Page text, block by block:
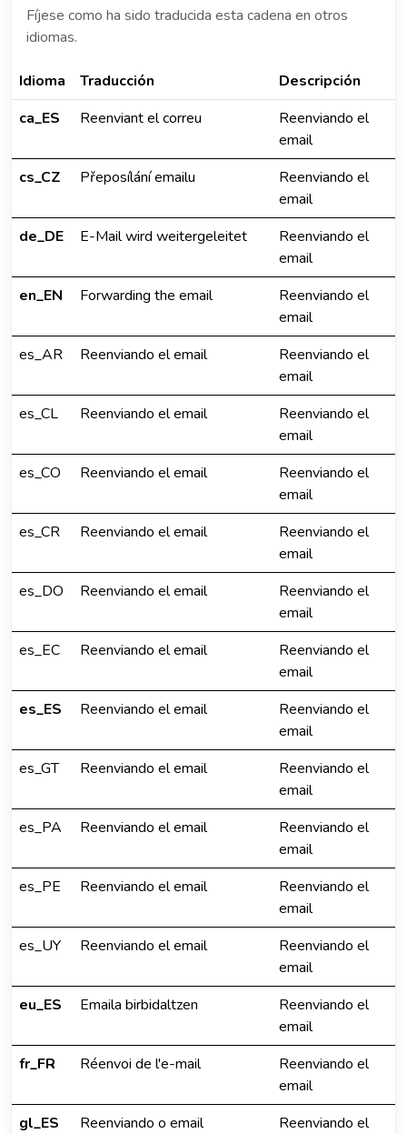
Fíjese como ha sido traducida esta cadena en otros
idiomas.
Idioma Traducción
Descripción
ca_ES
Reenviant el correu
Reenviando el
email
cs_CZ
Přeposílání emailu
Reenviando el
email
de_DE
E-Mail wird weitergeleitet
Reenviando el
email
en_EN
Forwarding the email
Reenviando el
email
es_AR
Reenviando el email
Reenviando el
email
es_CL
Reenviando el email
Reenviando el
email
es_CO
Reenviando el email
Reenviando el
email
es_CR
Reenviando el email
Reenviando el
email
es_DO
Reenviando el email
Reenviando el
email
es_EC
Reenviando el email
Reenviando el
email
es_ES
Reenviando el email
Reenviando el
email
es_GT
Reenviando el email
Reenviando el
email
es_PA
Reenviando el email
Reenviando el
email
es_PE
Reenviando el email
Reenviando el
email
es_UY
Reenviando el email
Reenviando el
email
eu_ES
Emaila birbidaltzen
Reenviando el
email
fr_FR
Réenvoi de l'e-mail
Reenviando el
email
gl_ES
Reenviando o email
Reenviando el